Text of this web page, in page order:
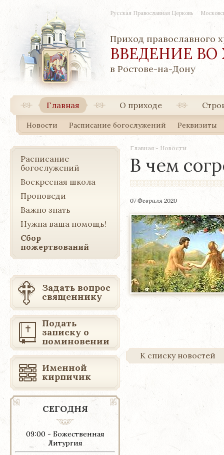
Русская Православная Церковь
Приход православного
ВВЕДЕНИЕ
в Ростове-на-Дону
Главная
Новости Расписание богослужений Реквизиты
О приходе
Главная - Новости
В чем
07 Февраля 2020
К списку новостей
Расписание
богослужений
Воскресная школа
Проповеди
Важно знать
Нужна ваша помощь!
Сбор
пожертвований
Задать вопрос
священнику
Подать
записку о
поминовении
Именной
кирпичик
СЕГОДНЯ
09:00 - Божественная
Литургия